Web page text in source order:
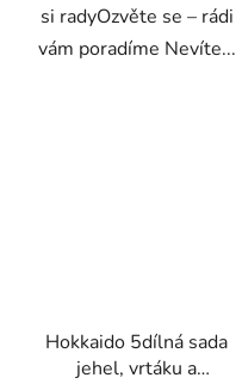
si radyOzvěte se – rádi
vám poradíme Nevíte...
Hokkaido 5dílná sada
jehel, vrtáku a